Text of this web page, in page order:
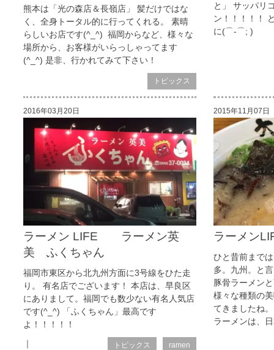
熊本は「光の森店＆長嶺店」 髪だけではな
く、全身トータル的に行ってくれる。 素晴
らしいお店です(^_^) 福岡からなど、様々な
場所から、お客様がいらっしゃってます
(^_^) 是非、行かれてみて下さい！
トピックス
と」 サッパリ
ン！！！！！
に(⌒-⌒; )
2016年03月20日
ラーメン LIFE ラーメン英
美 ふくちゃん
福岡市東区から北九州方面に3号線をひた走
り。 有名店でございます！ 本店は、早良区
にありまして。福岡でも数少ない有名人気店
です(^_^) 「ふくちゃん」最高です
よ！！！！！
ramen
｜ トピックス
2015年11月07日
ラーメン
ひと昔前まで
多。九州。と
豚骨ラーメン
様々な種類の
てきましたね
ラーメンは、